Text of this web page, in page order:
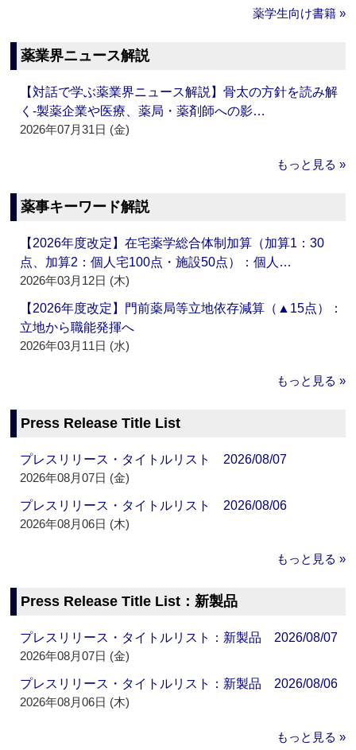
薬学生向け書籍 »
薬業界ニュース解説
【対話で学ぶ薬業界ニュース解説】骨太の方針を読み解
く‐製薬企業や医療、薬局・薬剤師への影…
2026年07月31日 (金)
もっと見る »
薬事キーワード解説
【2026年度改定】在宅薬学総合体制加算（加算1：30
点、加算2：個人宅100点・施設50点）：個人…
2026年03月12日 (木)
【2026年度改定】門前薬局等立地依存減算（▲15点）：
立地から職能発揮へ
2026年03月11日 (水)
もっと見る »
Press Release Title List
プレスリリース・タイトルリスト 2026/08/07
2026年08月07日 (金)
プレスリリース・タイトルリスト 2026/08/06
2026年08月06日 (木)
もっと見る »
Press Release Title List：新製品
プレスリリース・タイトルリスト：新製品 2026/08/07
2026年08月07日 (金)
プレスリリース・タイトルリスト：新製品 2026/08/06
2026年08月06日 (木)
もっと見る »